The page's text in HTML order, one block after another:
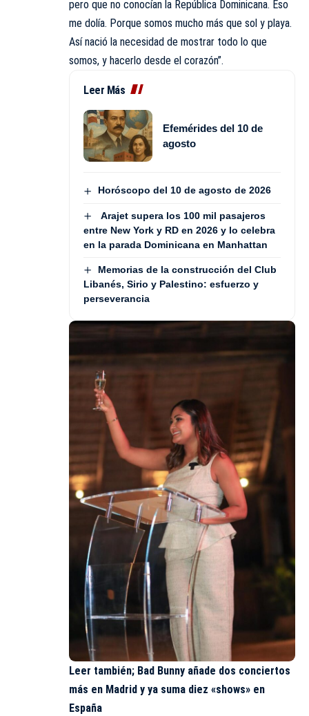
pero que no conocían la República Dominicana. Eso
me dolía. Porque somos mucho más que sol y playa.
Así nació la necesidad de mostrar todo lo que
somos, y hacerlo desde el corazón”.
Leer Más
Efemérides del 10 de
agosto
Horóscopo del 10 de agosto de 2026
Arajet supera los 100 mil pasajeros
entre New York y RD en 2026 y lo celebra
en la parada Dominicana en Manhattan
Memorias de la construcción del Club
Libanés, Sirio y Palestino: esfuerzo y
perseverancia
Leer también; Bad Bunny añade dos conciertos
más en Madrid y ya suma diez «shows» en
España